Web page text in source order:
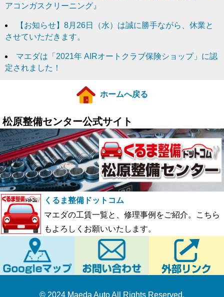
アコンガスクリーニング』
【お知らせ】8月26日（水）は誠に勝手ながら、休業と
させていただきます。
マエダは「2021年 AIRオートクラブ保険ショップ」に認
定されました！
ホームへ戻る
松原整備センター公式サイト
くるま整備ドットコム
マエダの工賃一覧と、修理事例をご紹介。こちら
もよろしくお願いいたします。
© 2024 Maeda Auto All Rights Reserved.